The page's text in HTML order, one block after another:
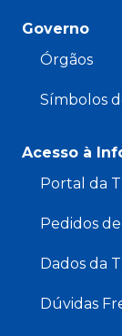
Governo
Órgãos
Símbolos
Acesso à
Portal da
Pedidos
Dados da
Dúvidas